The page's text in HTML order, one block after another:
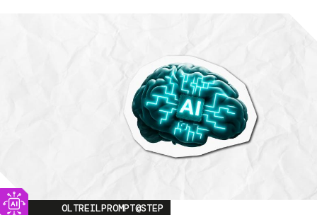
Image
OLTREILPROMPT@STEP